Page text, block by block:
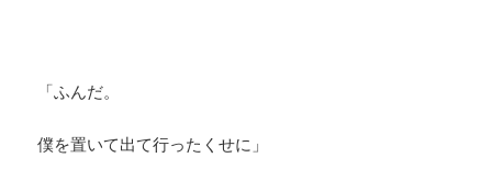
「ふんだ。
僕を置いて出て行ったくせに」